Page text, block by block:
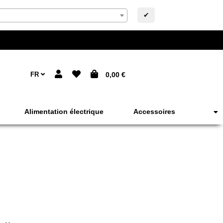
✔
FR 0,00 €
Alimentation électrique Accessoires